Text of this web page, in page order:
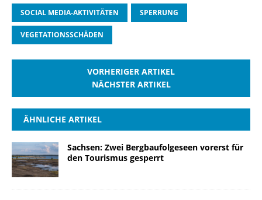
SOCIAL MEDIA-AKTIVITÄTEN SPERRUNG
VEGETATIONSSCHÄDEN
VORHERIGER ARTIKEL
NÄCHSTER ARTIKEL
ÄHNLICHE ARTIKEL
Sachsen: Zwei Bergbaufolgeseen vorerst für
den Tourismus gesperrt